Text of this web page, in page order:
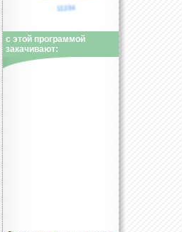
11234
с этой программой
закачивают: